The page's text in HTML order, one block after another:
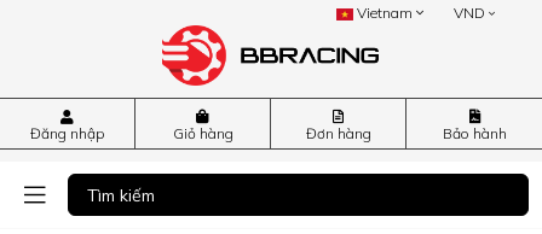
Vietnam VND
Đăng nhập Giỏ hàng Đơn hàng Bảo hành